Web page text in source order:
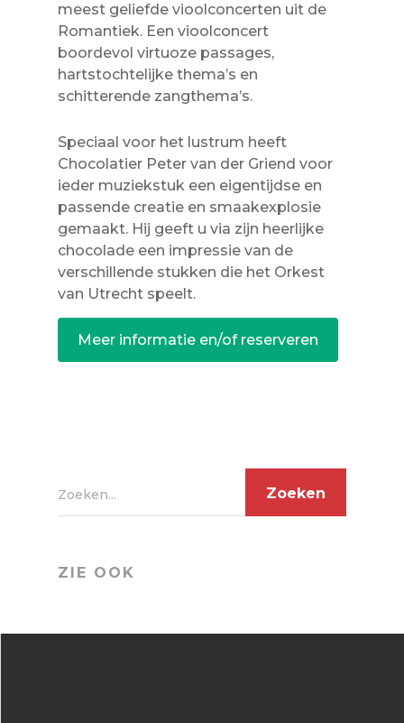
meest geliefde vioolconcerten uit de
Romantiek. Een vioolconcert
boordevol virtuoze passages,
hartstochtelijke thema’s en
schitterende zangthema’s.
Speciaal voor het lustrum heeft
Chocolatier Peter van der Griend voor
ieder muziekstuk een eigentijdse en
passende creatie en smaakexplosie
gemaakt. Hij geeft u via zijn heerlijke
chocolade een impressie van de
verschillende stukken die het Orkest
van Utrecht speelt.
Meer informatie en/of reserveren
Zoeken...
ZIE OOK